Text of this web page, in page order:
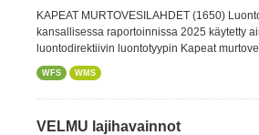
KAPEAT MURTOVESILAHDET (1650)
kansallisessa raportoinnissa 2025 käytetty
luontodirektiivin luontotyypin Kapeat
WFS WMS
VELMU lajihavainnot